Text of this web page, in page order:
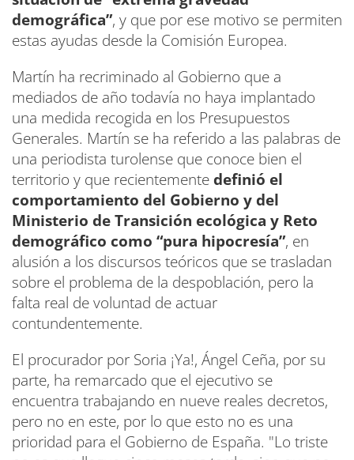
demográfica”, y que por ese motivo se permiten
estas ayudas desde la Comisión Europea.
Martín ha recriminado al Gobierno que a
mediados de año todavía no haya implantado
una medida recogida en los Presupuestos
Generales. Martín se ha referido a las palabras de
una periodista turolense que conoce bien el
territorio y que recientemente definió el
comportamiento del Gobierno y del
Ministerio de Transición ecológica y Reto
demográfico como “pura hipocresía”, en
alusión a los discursos teóricos que se trasladan
sobre el problema de la despoblación, pero la
falta real de voluntad de actuar
contundentemente.
El procurador por Soria ¡Ya!, Ángel Ceña, por su
parte, ha remarcado que el ejecutivo se
encuentra trabajando en nueve reales decretos,
pero no en este, por lo que esto no es una
prioridad para el Gobierno de España. "Lo triste